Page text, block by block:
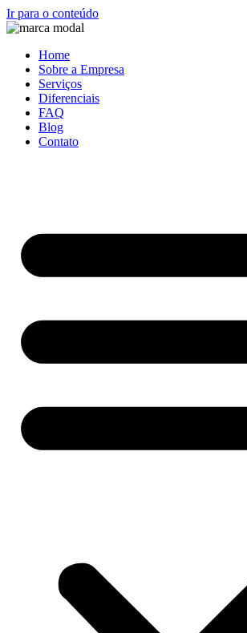
Ir para o conteúdo
Home
Sobre a Empresa
Serviços
Diferenciais
FAQ
Blog
Contato